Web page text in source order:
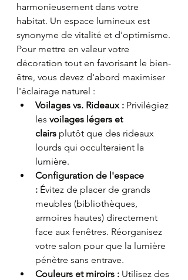
harmonieusement dans votre
habitat. Un espace lumineux est
synonyme de vitalité et d'optimisme.
Pour mettre en valeur votre
décoration tout en favorisant le bien-
être, vous devez d'abord maximiser
l'éclairage naturel :
Voilages vs. Rideaux : Privilégiez
les voilages légers et
clairs plutôt que des rideaux
lourds qui occulteraient la
lumière.
Configuration de l'espace
: Évitez de placer de grands
meubles (bibliothèques,
armoires hautes) directement
face aux fenêtres. Réorganisez
votre salon pour que la lumière
pénètre sans entrave.
Couleurs et miroirs : Utilisez des